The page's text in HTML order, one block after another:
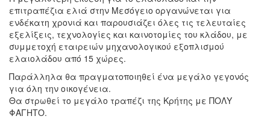
επιτραπέζια ελιά στην Μεσόγειο οργανώνεται για
ενδέκατη χρονιά και παρουσιάζει όλες τις τελευταίες
εξελίξεις, τεχνολογίες και καινοτομίες του κλάδου, με
συμμετοχή εταιρειών μηχανολογικού εξοπλισμού
ελαιολάδου από 15 χώρες.
Παράλληλα θα πραγματοποιηθεί ένα μεγάλο γεγονός
για όλη την οικογένεια.
Θα στρωθεί το μεγάλο τραπέζι της Κρήτης με ΠΟΛΥ
ΦΑΓΗΤΟ.